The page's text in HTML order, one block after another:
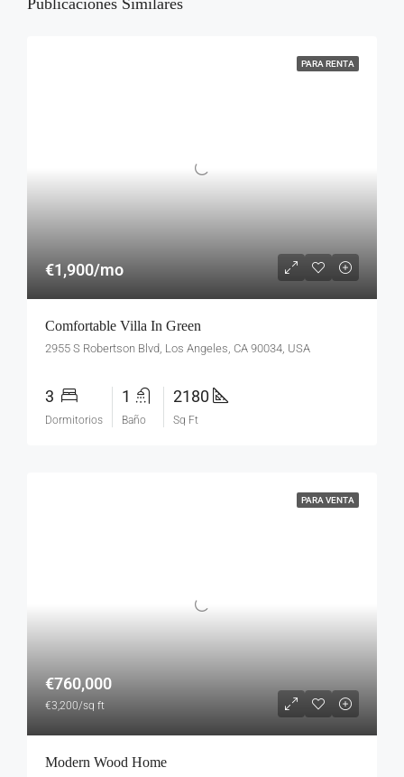
Publicaciones Similares
PARA RENTA
€1,900/mo
Comfortable Villa In Green
2955 S Robertson Blvd, Los Angeles, CA 90034, USA
3
Dormitorios
1
Baño
2180
Sq Ft
PARA VENTA
€760,000
€3,200/sq ft
Modern Wood Home